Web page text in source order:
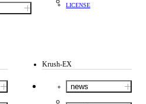
LICENSE
Krush-EX
news